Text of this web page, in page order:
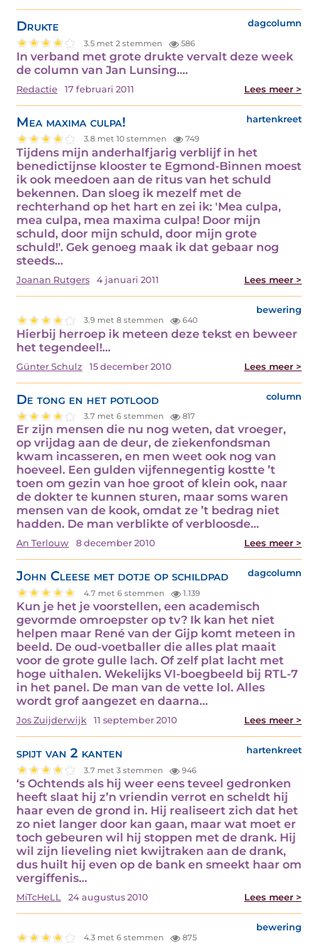
Drukte dagcolumn
3.5 met 2 stemmen 586
In verband met grote drukte vervalt deze week
de column van Jan Lunsing.…
Redactie 17 februari 2011 Lees meer >
Mea maxima culpa! hartenkreet
3.8 met 10 stemmen 749
Tijdens mijn anderhalfjarig verblijf in het
benedictijnse klooster te Egmond-Binnen moest
ik ook meedoen aan de ritus van het schuld
bekennen. Dan sloeg ik mezelf met de
rechterhand op het hart en zei ik: 'Mea culpa,
mea culpa, mea maxima culpa! Door mijn
schuld, door mijn schuld, door mijn grote
schuld!'. Gek genoeg maak ik dat gebaar nog
steeds…
Joanan Rutgers 4 januari 2011 Lees meer >
bewering
3.9 met 8 stemmen 640
Hierbij herroep ik meteen deze tekst en beweer
het tegendeel!…
Günter Schulz 15 december 2010 Lees meer >
De tong en het potlood column
3.7 met 6 stemmen 817
Er zijn mensen die nu nog weten, dat vroeger,
op vrijdag aan de deur, de ziekenfondsman
kwam incasseren, en men weet ook nog van
hoeveel. Een gulden vijfennegentig kostte ’t
toen om gezin van hoe groot of klein ook, naar
de dokter te kunnen sturen, maar soms waren
mensen van de kook, omdat ze ’t bedrag niet
hadden. De man verblikte of verbloosde…
An Terlouw 8 december 2010 Lees meer >
John Cleese met dotje op schildpad dagcolumn
4.7 met 6 stemmen 1.139
Kun je het je voorstellen, een academisch
gevormde omroepster op tv? Ik kan het niet
helpen maar René van der Gijp komt meteen in
beeld. De oud-voetballer die alles plat maait
voor de grote gulle lach. Of zelf plat lacht met
hoge uithalen. Wekelijks VI-boegbeeld bij RTL-7
in het panel. De man van de vette lol. Alles
wordt grof aangezet en daarna…
Jos Zuijderwijk 11 september 2010 Lees meer >
spijt van 2 kanten hartenkreet
3.7 met 3 stemmen 946
‘s Ochtends als hij weer eens teveel gedronken
heeft slaat hij z’n vriendin verrot en scheldt hij
haar even de grond in. Hij realiseert zich dat het
zo niet langer door kan gaan, maar wat moet er
toch gebeuren wil hij stoppen met de drank. Hij
wil zijn lieveling niet kwijtraken aan de drank,
dus huilt hij even op de bank en smeekt haar om
vergiffenis…
MiTcHeLL 24 augustus 2010 Lees meer >
bewering
4.3 met 6 stemmen 875